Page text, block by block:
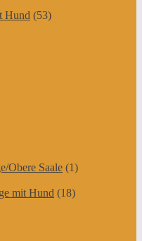
Hund (53)
Obere Saale (1)
mit Hund (18)